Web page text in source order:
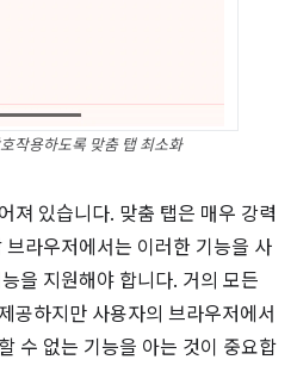
작용하도록 맞춤 탭 최소화
져 있습니다. 맞춤 탭은 매우 강력
라우저에서는 이러한 기능을 사
을 지원해야 합니다. 거의 모든
공하지만 사용자의 브라우저에서
수 없는 기능을 아는 것이 중요합